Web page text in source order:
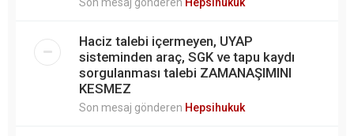
Haciz talebi içermeyen, UYAP
sisteminden araç, SGK ve tapu kaydı
sorgulanması talebi ZAMANAŞIMINI
KESMEZ
Son mesaj gönderen Hepsihukuk